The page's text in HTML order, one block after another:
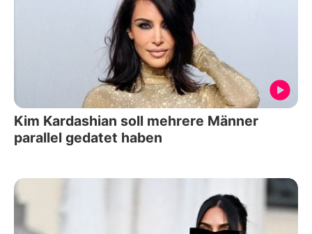
Kim Kardashian soll mehrere Männer
parallel gedatet haben